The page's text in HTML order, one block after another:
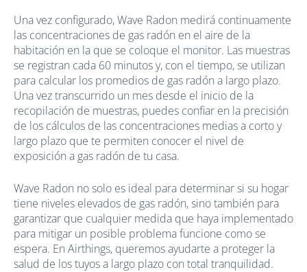
Una vez configurado, Wave Radon medirá continuamente
las concentraciones de gas radón en el aire de la
habitación en la que se coloque el monitor. Las muestras
se registran cada 60 minutos y, con el tiempo, se utilizan
para calcular los promedios de gas radón a largo plazo.
Una vez transcurrido un mes desde el inicio de la
recopilación de muestras, puedes confiar en la precisión
de los cálculos de las concentraciones medias a corto y
largo plazo que te permiten conocer el nivel de
exposición a gas radón de tu casa.
Wave Radon no solo es ideal para determinar si su hogar
tiene niveles elevados de gas radón, sino también para
garantizar que cualquier medida que haya implementado
para mitigar un posible problema funcione como se
espera. En Airthings, queremos ayudarte a proteger la
salud de los tuyos a largo plazo con total tranquilidad.